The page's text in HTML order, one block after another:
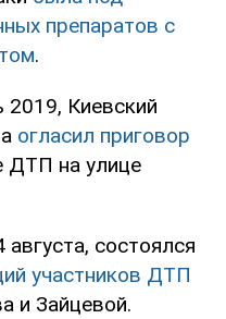
препаратов с
.
2019, Киевский
огласил приговор
ДТП на улице
состоялся
участников ДТП
и Зайцевой.